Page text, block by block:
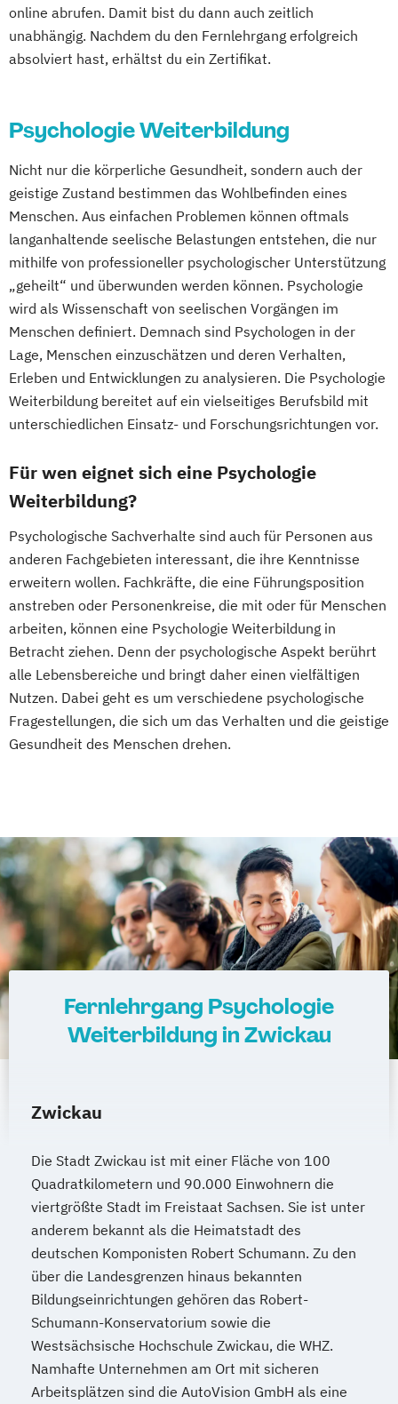
online abrufen. Damit bist du dann auch zeitlich
unabhängig. Nachdem du den Fernlehrgang erfolgreich
absolviert hast, erhältst du ein Zertifikat.
Psychologie Weiterbildung
Nicht nur die körperliche Gesundheit, sondern auch der
geistige Zustand bestimmen das Wohlbefinden eines
Menschen. Aus einfachen Problemen können oftmals
langanhaltende seelische Belastungen entstehen, die nur
mithilfe von professioneller psychologischer Unterstützung
„geheilt“ und überwunden werden können. Psychologie
wird als Wissenschaft von seelischen Vorgängen im
Menschen definiert. Demnach sind Psychologen in der
Lage, Menschen einzuschätzen und deren Verhalten,
Erleben und Entwicklungen zu analysieren. Die Psychologie
Weiterbildung bereitet auf ein vielseitiges Berufsbild mit
unterschiedlichen Einsatz- und Forschungsrichtungen vor.
Für wen eignet sich eine Psychologie
Weiterbildung?
Psychologische Sachverhalte sind auch für Personen aus
anderen Fachgebieten interessant, die ihre Kenntnisse
erweitern wollen. Fachkräfte, die eine Führungsposition
anstreben oder Personenkreise, die mit oder für Menschen
arbeiten, können eine Psychologie Weiterbildung in
Betracht ziehen. Denn der psychologische Aspekt berührt
alle Lebensbereiche und bringt daher einen vielfältigen
Nutzen. Dabei geht es um verschiedene psychologische
Fragestellungen, die sich um das Verhalten und die geistige
Gesundheit des Menschen drehen.
Fernlehrgang Psychologie
Weiterbildung in Zwickau
Zwickau
Die Stadt Zwickau ist mit einer Fläche von 100
Quadratkilometern und 90.000 Einwohnern die
viertgrößte Stadt im Freistaat Sachsen. Sie ist unter
anderem bekannt als die Heimatstadt des
deutschen Komponisten Robert Schumann. Zu den
über die Landesgrenzen hinaus bekannten
Bildungseinrichtungen gehören das Robert-
Schumann-Konservatorium sowie die
Westsächsische Hochschule Zwickau, die WHZ.
Namhafte Unternehmen am Ort mit sicheren
Arbeitsplätzen sind die AutoVision GmbH als eine